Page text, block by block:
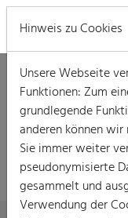
Skip to main content
You are here:
Hinweis zu Cookies
Unsere Webseite
Funktionen: Zum
grundlegende
anderen können
Sie immer weiter
pseudonymisierte
gesammelt und
Verwendung der